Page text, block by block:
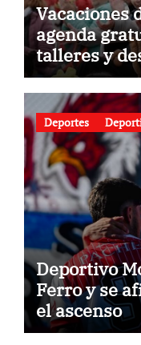
Vacaciones
agenda
talleres y
gastronomía
Deportes
Deportivo
Ferro y se
el ascenso